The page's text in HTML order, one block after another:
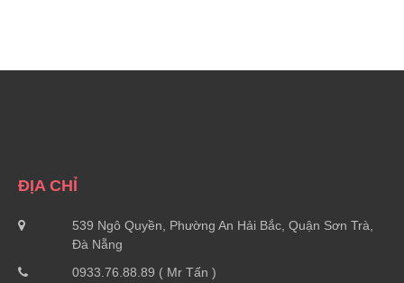
ĐỊA CHỈ
539 Ngô Quyền, Phường An Hải Bắc, Quận Sơn Trà,
Đà Nẵng
0933.76.88.89 ( Mr Tấn )